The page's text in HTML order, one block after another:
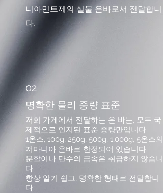
니아민트제의 실물 은바로서 전달합니
다.
02
명확한 물리 중량 표준
저희 가게에서 전달하는 은 바는, 모두 국
제적으로 인지된 표준 중량만입니다.
1온스, 100g, 250g, 500g, 1,000g, 5온스의
저마니아 은바로 한정되어 있습니다.
분할이나 단수의 금속은 취급하지 않습니
다.
항상 알기 쉽고, 명확한 형태로 전달합니
다.